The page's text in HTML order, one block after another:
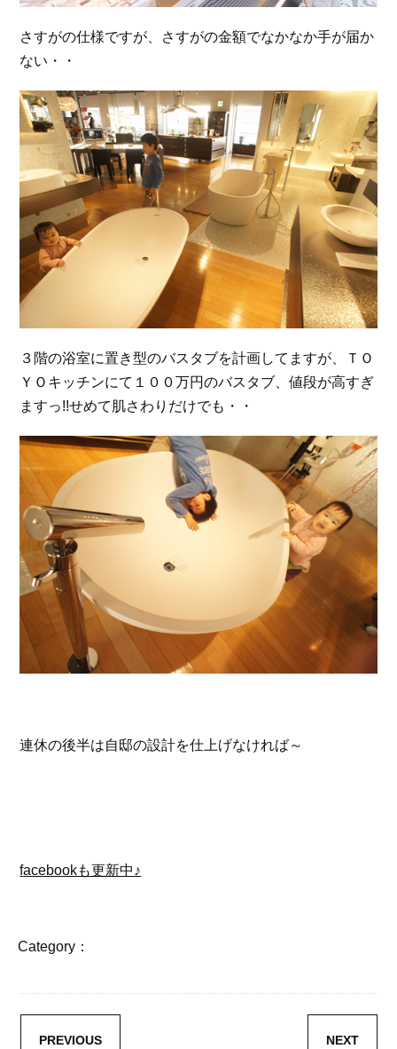
さすがの仕様ですが、さすがの金額でなかなか手が届か
ない・・
３階の浴室に置き型のバスタブを計画してますが、ＴＯ
ＹＯキッチンにて１００万円のバスタブ、値段が高すぎ
ますっ!!せめて肌さわりだけでも・・
連休の後半は自邸の設計を仕上げなければ～
facebookも更新中♪
Category：
PREVIOUS NEXT